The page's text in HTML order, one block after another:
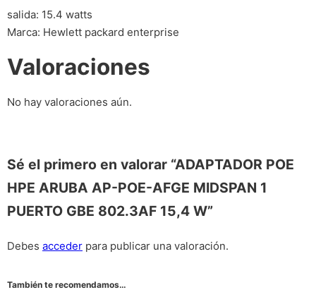
salida: 15.4 watts
Marca: Hewlett packard enterprise
Valoraciones
No hay valoraciones aún.
Sé el primero en valorar “ADAPTADOR POE
HPE ARUBA AP-POE-AFGE MIDSPAN 1
PUERTO GBE 802.3AF 15,4 W”
Debes acceder para publicar una valoración.
También te recomendamos…